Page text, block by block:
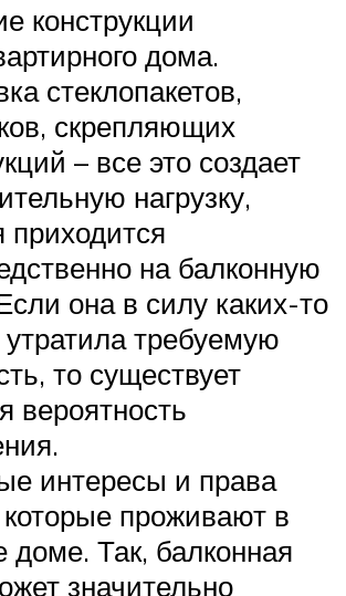
конструкции
дома.
стеклопакетов,
скрепляющих
– все это создает
нагрузку,
приходится
на балконную
она в силу каких-то
требуемую
то существует
вероятность
интересы и права
проживают в
доме. Так, балконная
значительно